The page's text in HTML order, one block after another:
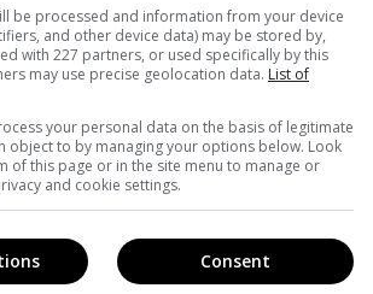
be processed and information from your device
and other device data) may be stored by,
with 227 partners, or used specifically by this
may use precise geolocation data. List of
your personal data on the basis of legitimate
object to by managing your options below. Look
of this page or in the site menu to manage or
and cookie settings.
Consent